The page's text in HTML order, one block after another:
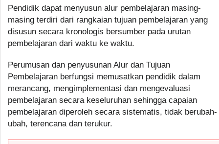
Pendidik dapat menyusun alur pembelajaran masing-
masing terdiri dari rangkaian tujuan pembelajaran yang
disusun secara kronologis bersumber pada urutan
pembelajaran dari waktu ke waktu.
Perumusan dan penyusunan Alur dan Tujuan
Pembelajaran berfungsi memusatkan pendidik dalam
merancang, mengimplementasi dan mengevaluasi
pembelajaran secara keseluruhan sehingga capaian
pembelajaran diperoleh secara sistematis, tidak berubah-
ubah, terencana dan terukur.